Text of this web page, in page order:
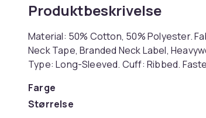
Produktbeskrivelse
Material: 50% Cotton, 50% Polyester.
Neck Tape, Branded Neck Label,
Type: Long-Sleeved. Cuff: Ribbed.
Farge
Størrelse